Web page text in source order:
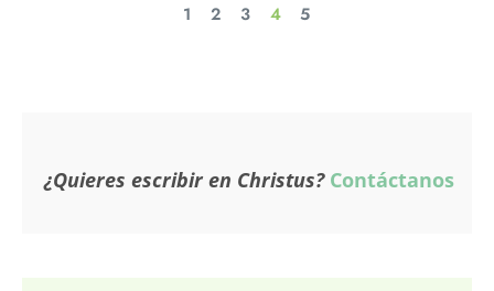
1 2 3 4 5
¿Quieres escribir en Christus? Contáctanos